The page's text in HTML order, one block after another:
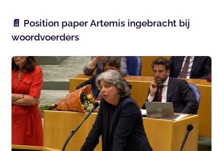
📄 Position paper Artemis ingebracht bij
woordvoerders